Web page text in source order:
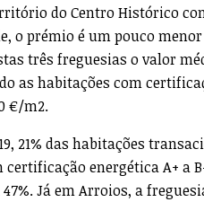
do Centro Histórico
o prémio é um pouco
três freguesias o valor
as habitações com
€/m2.
21% das habitações
certificação energética A+ a
Já em Arroios, a